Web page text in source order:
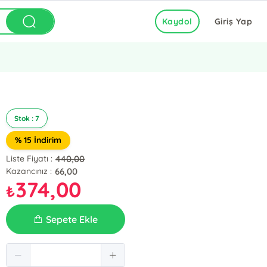
Giriş Yap
Kaydol
Stok : 7
% 15 İndirim
Liste Fiyatı : 440,00
Kazancınız : 66,00
₺374,00
Sepete Ekle